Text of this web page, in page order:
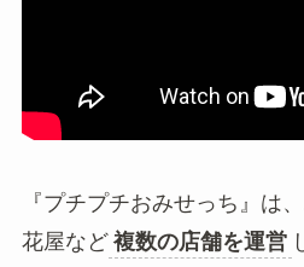
『プチプチおみせっち』は
花屋など 複数の店舗を運営